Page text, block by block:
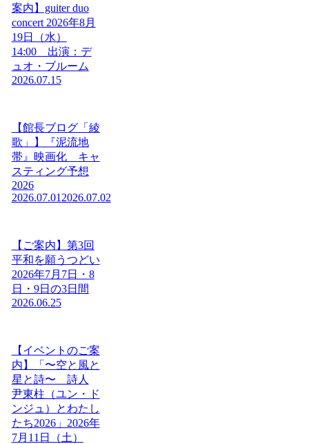
案内】guiter duo
concert 2026年8月
19日（水）
14:00 出演：デ
ュオ・ブルーム
2026.07.15
【館長ブログ「綾
歌」】『泥流地
帯』映画化 キャ
スティング予想
2026
2026.07.01 2026.07.02
【ご案内】第3回
平和を願うつどい
2026年7月7日・8
日・9日の3日間
2026.06.25
【イベントのご案
内】「〜空と風と
星と詩〜 詩人
尹東柱（ユン・ド
ンジュ）とわたし
たち2026」2026年
7月11日（土）